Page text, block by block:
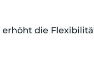
erhöht die